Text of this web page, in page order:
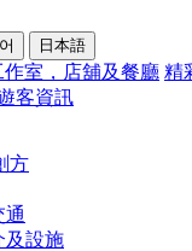
日本語
作室，店舖及餐廳 精
客資訊
方
通
及設施